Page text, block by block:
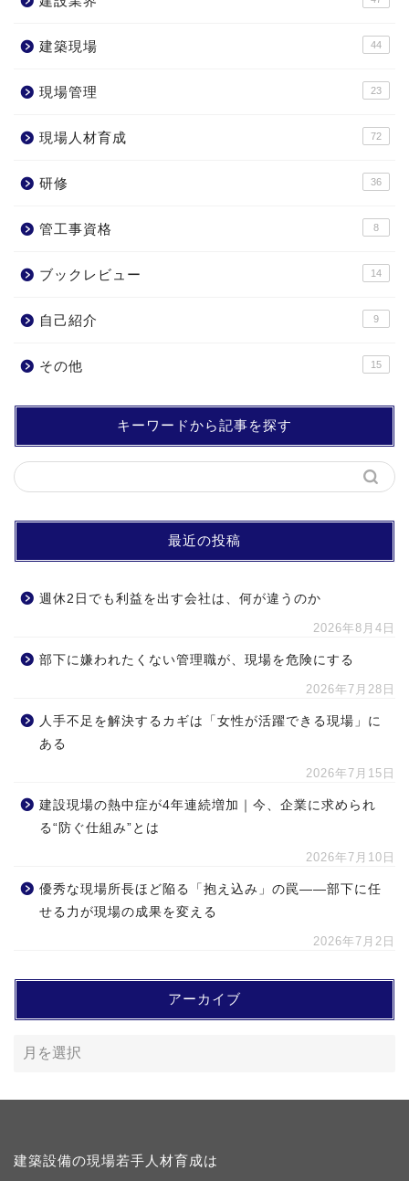
建築現場 44
現場管理 23
現場人材育成 72
研修 36
管工事資格 8
ブックレビュー 14
自己紹介 9
その他 15
キーワードから記事を探す
最近の投稿
週休2日でも利益を出す会社は、何が違うのか
2026年8月4日
部下に嫌われたくない管理職が、現場を危険にする
2026年7月28日
人手不足を解決するカギは「女性が活躍できる現場」に
ある
2026年7月15日
建設現場の熱中症が4年連続増加｜今、企業に求められ
る“防ぐ仕組み”とは
2026年7月10日
優秀な現場所長ほど陥る「抱え込み」の罠――部下に任
せる力が現場の成果を変える
2026年7月2日
アーカイブ
建築設備の現場若手人材育成は